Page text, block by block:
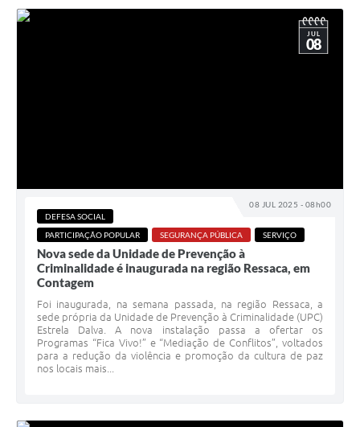
08 JUL 2025 - 08h00
JUL
08
DEFESA SOCIAL
PARTICIPAÇÃO POPULAR
SEGURANÇA PÚBLICA SERVIÇO
Nova sede da Unidade de Prevenção à
Criminalidade é inaugurada na região Ressaca, em
Contagem
Foi inaugurada, na semana passada, na região Ressaca, a
sede própria da Unidade de Prevenção à Criminalidade (UPC)
Estrela Dalva. A nova instalação passa a ofertar os
Programas “Fica Vivo!” e “Mediação de Conflitos”, voltados
para a redução da violência e promoção da cultura de paz
nos locais mais...